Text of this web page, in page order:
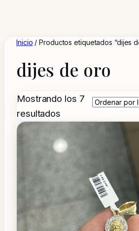
Inicio / Productos etiquetados “dijes
dijes de oro
Mostrando los 7
resultados
los